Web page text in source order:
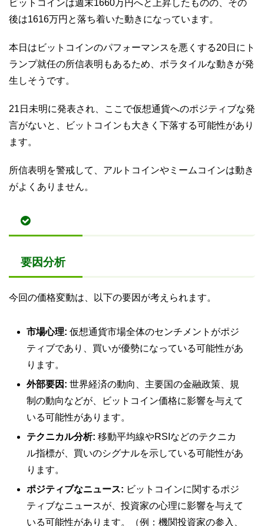
ビットコインは週末1660万円へと上昇したものの、その
後は1616万円と落ち着いた動きになっています。
本日はビットコインのパフォーマンスを悪くする20日にト
ランプ就任の所信表明もあるため、ボラタイルな動きが発
生しそうです。
21日未明に発表され、ここで仮想通貨へのポジティブな発
言がないと、ビットコインも大きく下落する可能性があり
ます。
所信表明を警戒して、アルトコインやミームコインは動き
がよくありません。
要因分析
今回の価格変動は、以下の要因が考えられます。
市場心理: 仮想通貨市場全体のセンチメントがポジ
ティブであり、買いが優勢になっている可能性があ
ります。
外部要因: 世界経済の動向、主要国の金融政策、規
制の動向などが、ビットコイン価格に影響を与えて
いる可能性があります。
テクニカル分析: 移動平均線やRSIなどのテクニカ
ル指標が、買いのシグナルを示している可能性があ
ります。
ポジティブなニュース: ビットコインに関するポジ
ティブなニュースが、投資家の心理に影響を与えて
いる可能性があります。（例：機関投資家の参入、